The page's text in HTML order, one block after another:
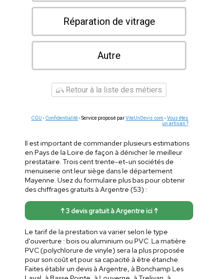
Réparation de vitrage
Autre
Retour à la liste des métiers
CGU - Confidentialité- Service proposé parViteUnDevis.com -Vous êtes
un artisan ?
Il est important de commander plusieurs estimations
en Pays de la Loire de façon à dénicher le meilleur
prestataire. Trois cent trente-et-un sociétés de
menuiserie ont leur siège dans le département
Mayenne. Usez du formulaire plus bas pour obtenir
des chiffrages gratuits à Argentre (53) :
↑ 3 devis gratuit à Argentre ici ↑
Le tarif de la prestation va varier selon le type
d'ouverture : bois ou aluminium ou PVC. La matière
PVC (polychlorure de vinyle) sera la plus proposée
pour son coût et pour sa capacité à être étanche.
Faites établir un devis à Argentre, à Bonchamp Les